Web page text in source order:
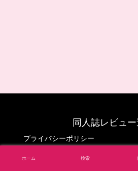
同人誌レビュー
プライバシーポリシー
© 2024 同人誌レビュ
ホーム 検索